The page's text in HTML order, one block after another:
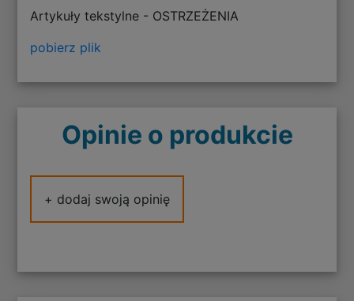
Artykuły tekstylne - OSTRZEŻENIA
pobierz plik
Opinie o produkcie
+ dodaj swoją opinię